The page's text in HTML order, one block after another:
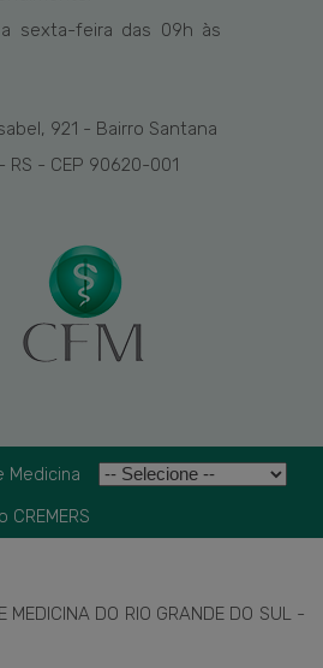
sexta-feira das 09h às
921 - Bairro Santana
RS - CEP 90620-001
Medicina
MEDICINA DO RIO GRANDE DO SUL -